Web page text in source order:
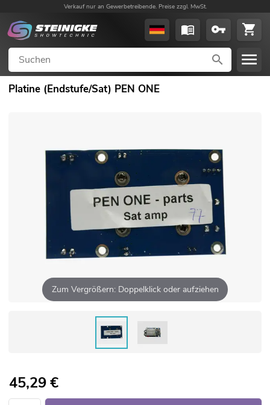
Verkauf nur an Gewerbetreibende. Preise zzgl. MwSt.
Platine (Endstufe/Sat) PEN ONE
Zum Vergrößern: Doppelklick oder aufziehen
45,29€